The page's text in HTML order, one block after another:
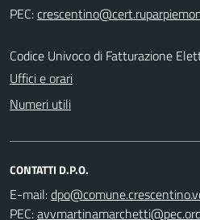
PEC:
Codice Univoco di Fatturazione
Uffici e orari
Numeri utili
CONTATTI D.P.O.
E-mail:
PEC: